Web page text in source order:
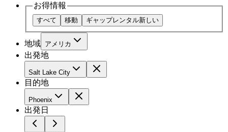
お得情報
すべて 移動 ギャップレンタル新しい
地域 アメリカ
出発地
Salt Lake City
目的地
Phoenix
出発日